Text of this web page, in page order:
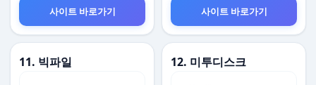
사이트 바로가기
사이트 바로가기
11. 빅파일 12. 미투디스크